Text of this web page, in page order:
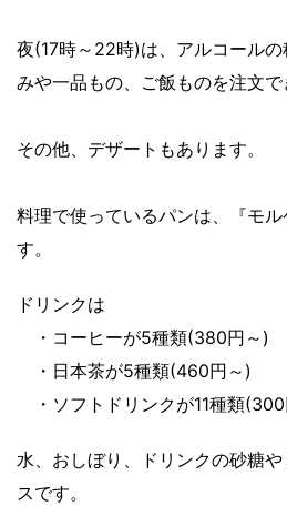
夜(17時～22時)は、アルコール
みや一品もの、ご飯ものを注文で
その他、デザートもあります。
料理で使っているパンは、『モ
す。
ドリンクは
・コーヒーが5種類(380円～)
・日本茶が5種類(460円～)
・ソフトドリンクが11種類(300
水、おしぼり、ドリンクの砂糖
スです。